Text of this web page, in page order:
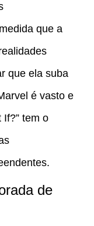
que a
que ela suba
é vasto e
tem o
de